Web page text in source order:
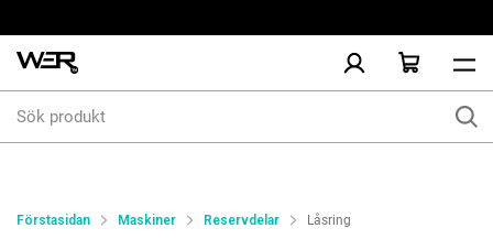
produkt
Förstasidan Maskiner Reservdelar Låsring